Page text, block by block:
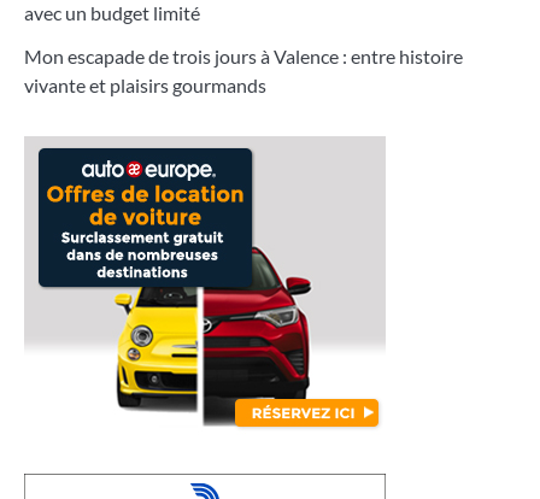
avec un budget limité
Mon escapade de trois jours à Valence : entre histoire
vivante et plaisirs gourmands